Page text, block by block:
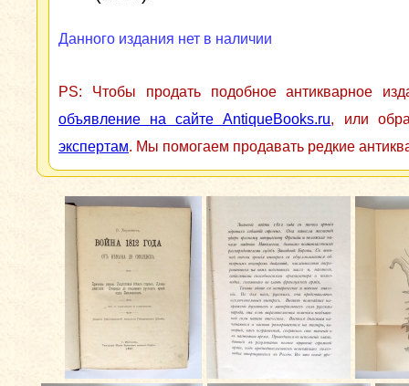
Данного издания нет в наличии
PS: Чтобы продать подобное антикварное
объявление на сайте AntiqueBooks.ru, или
экспертам. Мы помогаем продавать редкие